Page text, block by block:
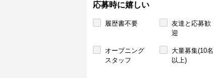
応募時に嬉しい
履歴書不要
友達と応募歓
迎
オープニング
スタッフ
大量募集(10名
以上)